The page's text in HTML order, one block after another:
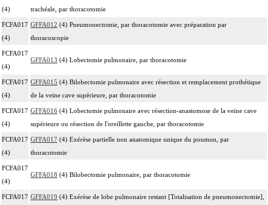
(4)
trachéale, par thoracotomie
FCFA017
(4)
GFFA012 (4) Pneumonectomie, par thoracotomie avec préparation par
thoracoscopie
FCFA017
(4)
GFFA013 (4) Lobectomie pulmonaire, par thoracotomie
FCFA017
(4)
GFFA015 (4) Bilobectomie pulmonaire avec résection et remplacement prothétique
de la veine cave supérieure, par thoracotomie
FCFA017
(4)
GFFA016 (4) Lobectomie pulmonaire avec résection-anastomose de la veine cave
supérieure ou résection de l'oreillette gauche, par thoracotomie
FCFA017
(4)
GFFA017 (4) Exérèse partielle non anatomique unique du poumon, par
thoracotomie
FCFA017
(4)
GFFA018 (4) Bilobectomie pulmonaire, par thoracotomie
FCFA017 GFFA019 (4) Exérèse de lobe pulmonaire restant [Totalisation de pneumonectomie],